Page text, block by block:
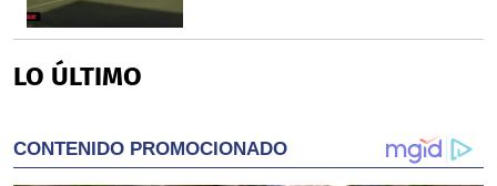
LO ÚLTIMO